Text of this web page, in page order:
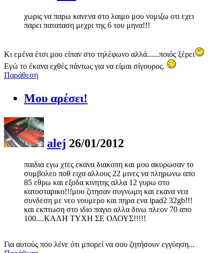
χωρις να παρω κανενα στο λαιμο μου νομιζω οτι εχει
παρει παταταση μεχρι της 6 του μηνα!!!
Κι εμένα έτσι μου είπαν στο τηλέφωνο αλλά......ποιός ξέρει
Εγώ το έκανα εχθές πάντως για να είμαι σίγουρος.
Παράθεση
Μου αρέσει!
alej 26/01/2012
παιδια εγω χτες εκανα διακοπη και μου ακυρωσαν το
συμβολεο ποθ ειχα αλλους 22 μινες να πληρωνω απο
85 εθρω και εξοδα κινητης αλλα 12 γυρω στο
κατοσταρικο!!!μου ζιτησαν συγνωμη και εκανα νεα
συνδεση με νεο νουμερο και πηρα ενα ipad2 32gb!!!
και εκπτωση στο ιδιο παγιο αλλα δινω πλεον 70 απο
100....ΚΑΛΗ ΤΥΧΗ ΣΕ ΟΛΟΥΣ!!!!!
Για αυτούς που λένε ότι μπορεί να σου ζητήσουν εγγύηση...